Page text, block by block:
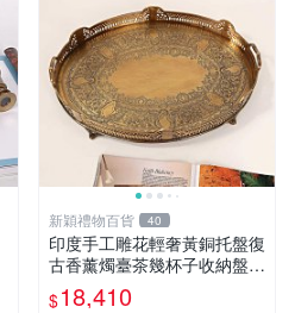
新穎禮物百貨 40
印度手工雕花輕奢黃銅托盤復
古香薰燭臺茶幾杯子收納盤大
號
$18,410